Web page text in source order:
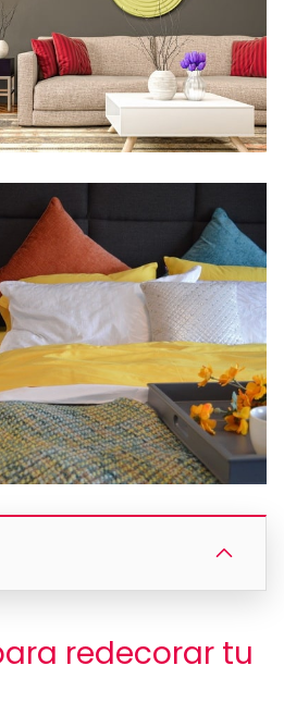
redecorar tu